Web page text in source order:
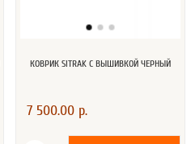
КОВРИК SITRAK С ВЫШИВКОЙ ЧЕРНЫЙ
7 500.00 р.